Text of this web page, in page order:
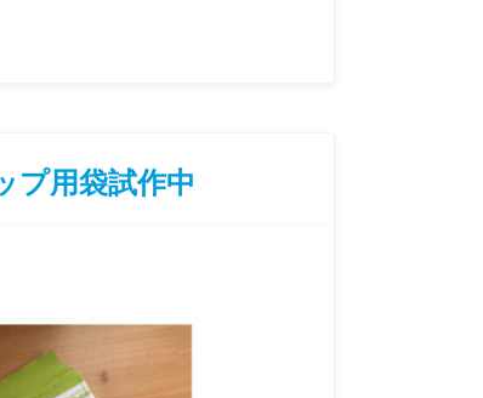
プ用袋試作中